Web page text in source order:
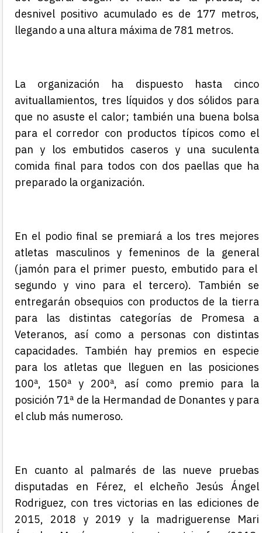
desnivel positivo acumulado es de 177 metros,
llegando a una altura máxima de 781 metros.
La organización ha dispuesto hasta cinco
avituallamientos, tres líquidos y dos sólidos para
que no asuste el calor; también una buena bolsa
para el corredor con productos típicos como el
pan y los embutidos caseros y una suculenta
comida final para todos con dos paellas que ha
preparado la organización.
En el podio final se premiará a los tres mejores
atletas masculinos y femeninos de la general
(jamón para el primer puesto, embutido para el
segundo y vino para el tercero). Tambiénse
entregarán obsequios con productos de la tierra
para las distintas categorías de Promesa a
Veteranos, así como a personas con distintas
capacidades. También hay premios en especie
para los atletas que lleguen en las posiciones
100ª, 150ª y 200ª, así como premio para la
posición 71ª de la Hermandad de Donantes y para
el club más numeroso.
En cuanto al palmarés de las nueve pruebas
disputadas en Férez, el elcheño Jesús Ángel
Rodriguez, con tres victorias en las ediciones de
2015, 2018 y 2019 y la madriguerense Mari